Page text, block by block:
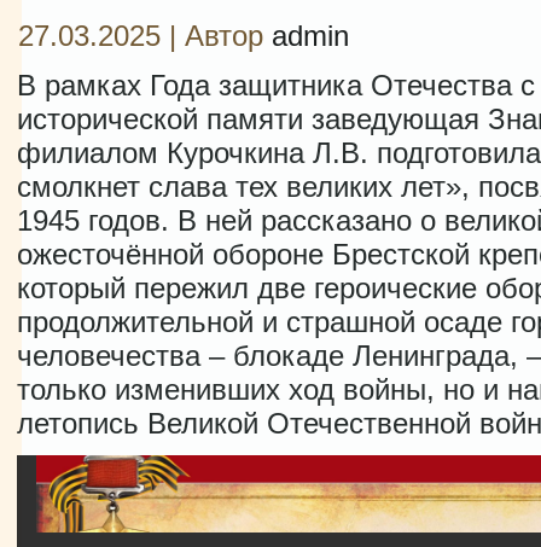
27.03.2025 | Автор admin
В рамках Года защитника Отечества
исторической памяти заведующая
филиалом Курочкина Л.В.
смолкнет слава тех великих лет»,
1945 годов. В ней рассказано о
ожесточённой обороне Брестской
который пережил две героические
продолжительной и страшной осаде
человечества – блокаде
только изменивших ход войны, но и
летопись Великой Отечественной